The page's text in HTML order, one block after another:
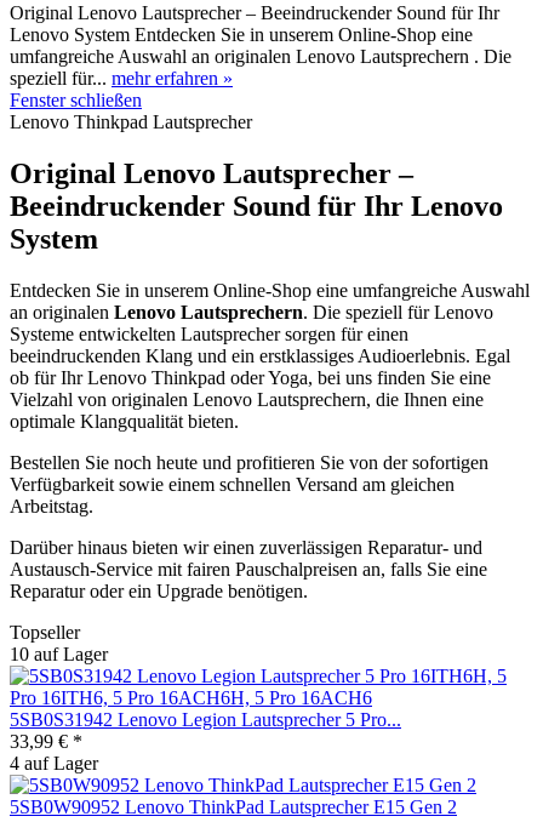
Original Lenovo Lautsprecher – Beeindruckender Sound für Ihr
Lenovo System Entdecken Sie in unserem Online-Shop eine
umfangreiche Auswahl an originalen Lenovo Lautsprechern . Die
speziell für... mehr erfahren »
Fenster schließen
Lenovo Thinkpad Lautsprecher
Original Lenovo Lautsprecher –
Beeindruckender Sound für Ihr Lenovo
System
Entdecken Sie in unserem Online-Shop eine umfangreiche Auswahl
an originalen Lenovo Lautsprechern. Die speziell für Lenovo
Systeme entwickelten Lautsprecher sorgen für einen
beeindruckenden Klang und ein erstklassiges Audioerlebnis. Egal
ob für Ihr Lenovo Thinkpad oder Yoga, bei uns finden Sie eine
Vielzahl von originalen Lenovo Lautsprechern, die Ihnen eine
optimale Klangqualität bieten.
Bestellen Sie noch heute und profitieren Sie von der sofortigen
Verfügbarkeit sowie einem schnellen Versand am gleichen
Arbeitstag.
Darüber hinaus bieten wir einen zuverlässigen Reparatur- und
Austausch-Service mit fairen Pauschalpreisen an, falls Sie eine
Reparatur oder ein Upgrade benötigen.
Topseller
10 auf Lager
5SB0S31942 Lenovo Legion Lautsprecher 5 Pro...
33,99 € *
4 auf Lager
5SB0W90952 Lenovo ThinkPad Lautsprecher E15 Gen 2